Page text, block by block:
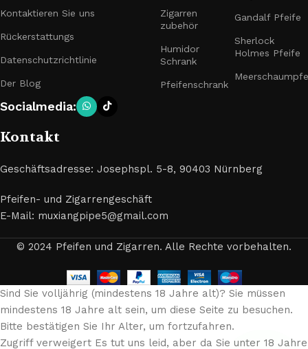
Kontaktieren Sie uns
Rückerstattungs
Datenschutzrichtlinie
Der Blog
Zigarren
zubehör
Humidor
Schrank
Pfeifenschrank
Gandalf Pfeife
Sherlock
Holmes Pfeife
Socialmedia:
Kontakt
Geschäftsadresse: Josephspl. 5-8, 90403 Nürnberg
Pfeifen- und Zigarrengeschäft
E-Mail: muxiangpipe5@gmail.com
© 2024 Pfeifen und Zigarren. Alle Rechte vorbehalten.
Sind Sie volljährig (mindestens 18 Jahre alt)? Sie müssen
mindestens 18 Jahre alt sein, um diese Seite zu besuchen.
Bitte bestätigen Sie Ihr Alter, um fortzufahren.
Zugriff verweigert Es tut uns leid, aber da Sie unter 18 Jahre